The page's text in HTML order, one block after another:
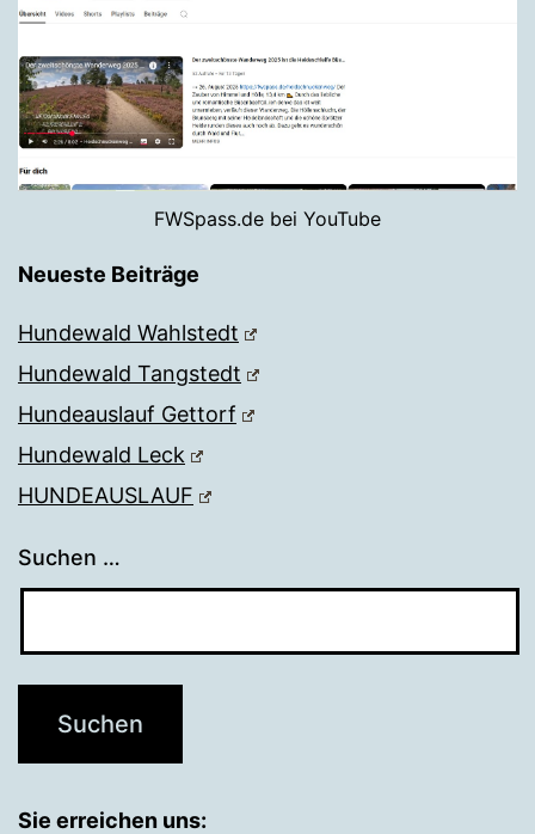
FWSpass.de bei YouTube
Neueste Beiträge
Hundewald Wahlstedt
Hundewald Tangstedt
Hundeauslauf Gettorf
Hundewald Leck
HUNDEAUSLAUF
Suchen …
Sie erreichen uns: